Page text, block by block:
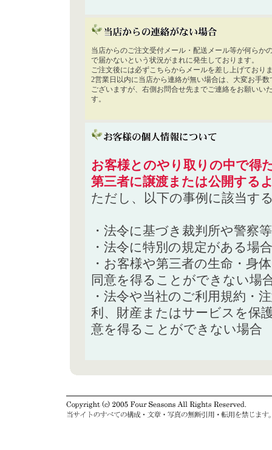
当店からのご注文受付メール・配送メール等が何らか
で届かないという状況がまれに発生しております。
ご注文後には必ずこちらからメールを差し上げており
2営業日以内に当店から連絡が無い場合は、大変お手数
ございますが、右側お問合せ先までご連絡をお願いい
す。
お客様とのやり取りの中で得
第三者に譲渡または公開する
ただし、以下の事例に該当す
・法令に基づき裁判所や警察
・法令に特別の規定がある場合
・お客様や第三者の生命・身
同意を得ることができない場
・法令や当社のご利用規約・
利、財産またはサービスを保
意を得ることができない場合